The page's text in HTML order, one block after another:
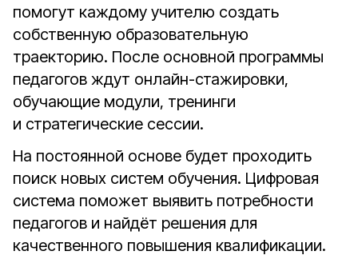
помогут каждому учителю создать
собственную образовательную
траекторию. После основной программы
педагогов ждут онлайн-стажировки,
обучающие модули, тренинги
и стратегические сессии.
На постоянной основе будет проходить
поиск новых систем обучения. Цифровая
система поможет выявить потребности
педагогов и найдёт решения для
качественного повышения квалификации.